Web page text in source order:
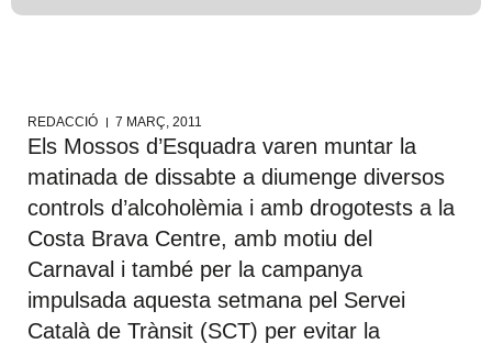
REDACCIÓ 7 MARÇ, 2011
Els Mossos d’Esquadra varen muntar la
matinada de dissabte a diumenge diversos
controls d’alcoholèmia i amb drogotests a la
Costa Brava Centre, amb motiu del
Carnaval i també per la campanya
impulsada aquesta setmana pel Servei
Català de Trànsit (SCT) per evitar la